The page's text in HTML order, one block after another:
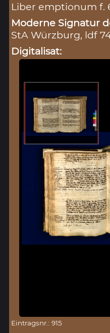
Liber emptionum f.
Moderne Signatur
StA Würzburg, ldf
Digitalisat:
Eintragsnr.: 915